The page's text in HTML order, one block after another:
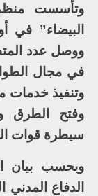
وتأسست
في مجال
وتنفيذ خدمات
وفتح الطرق
سيطرة قوات
وبحسب بيان